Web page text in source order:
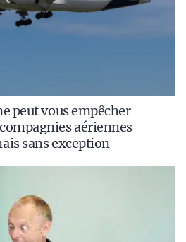
peut vous empêcher
aériennes
sans exception